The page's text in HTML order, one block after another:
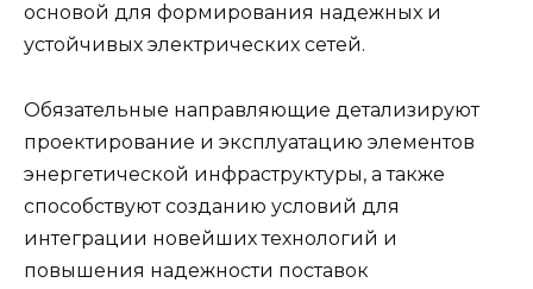
основой для формирования надежных и
устойчивых электрических сетей.
Обязательные направляющие детализируют
проектирование и эксплуатацию элементов
энергетической инфраструктуры, а также
способствуют созданию условий для
интеграции новейших технологий и
повышения надежности поставок